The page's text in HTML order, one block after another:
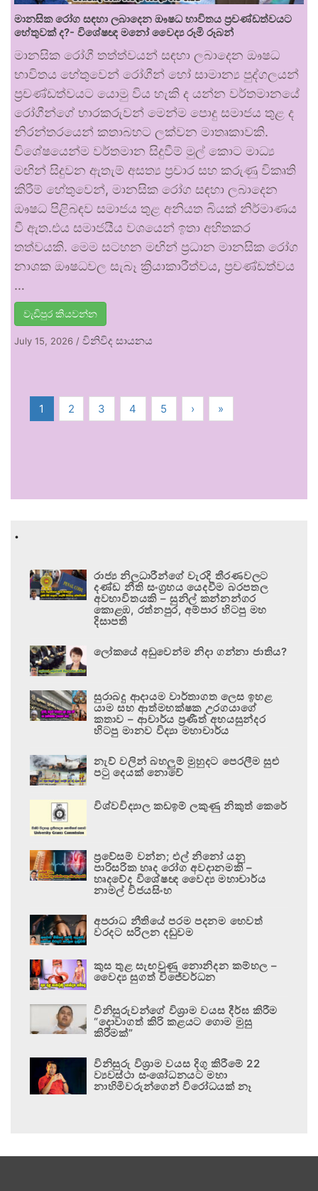
මානසික රෝග සඳහා ලබාදෙන ඖෂධ භාවිතය ප්‍රචණ්ඩත්වයට
හේතුවක් ද?- විශේෂඥ මනෝ වෛද්‍ය රූමි රූබන්
මානසික රෝගී තත්ත්වයන් සඳහා ලබාදෙන ඖෂධ
භාවිතය හේතුවෙන් රෝගීන් හෝ සාමාන්‍ය පුද්ගලයන්
ප්‍රචණ්ඩත්වයට යොමු විය හැකි ද යන්න වර්තමානයේ
රෝගීන්ගේ භාරකරුවන් මෙන්ම පොදු සමාජය තුළ ද
නිරන්තරයෙන් කතාබහට ලක්වන මාතෘකාවකි.
විශේෂයෙන්ම වර්තමාන සිදුවීම් මුල් කොට මාධ්‍ය
මඟින් සිදුවන ඇතැම් අසත්‍ය ප්‍රචාර සහ කරුණු විකෘති
කිරීම් හේතුවෙන්, මානසික රෝග සඳහා ලබාදෙන
ඖෂධ පිළිබඳව සමාජය තුළ අනියත බියක් නිර්මාණය
වී ඇත.එය සමාජයීය වශයෙන් ඉතා අහිතකර
තත්වයකි. මෙම සටහන මඟින් ප්‍රධාන මානසික රෝග
නාශක ඖෂධවල සැබෑ ක්‍රියාකාරීත්වය, ප්‍රචණ්ඩත්වය
…
වැඩිපුර කියවන්න
July 15, 2026 / විනිවිද සායනය
1 2 3 4 5 › »
.
රාජ්‍ය නිලධාරීන්ගේ වැරදි තීරණවලට
දණ්ඩ නීති සංග්‍රහය යෙදවීම බරපතල
අවභාවිතයකි – සුනිල් කන්නන්ගර
කොළඹ, රත්නපුර, අම්පාර හිටපු මහ
දිසාපති
ලෝකයේ අඩුවෙන්ම නිදා ගන්නා ජාතිය?
සුරාබදු ආදායම වාර්තාගත ලෙස ඉහළ
යාම සහ ආත්මභක්ෂක උරගයාගේ
කතාව – ආචාර්ය ප්‍රණීත් අභයසුන්දර
හිටපු මානව විද්‍යා මහාචාර්ය
නැව් වලින් බහලුම් මුහුදට පෙරලීම සුළු
පටු දෙයක් නොවේ
විශ්වවිද්‍යාල කඩඉම් ලකුණු නිකුත් කෙරේ
ප්‍රවේසම් වන්න; එල් නිනෝ යනු
පාරිසරික හෘද රෝග අවදානමකි –
හෘදවේද විශේෂඥ වෛද්‍ය මහාචාර්ය
නාමල් විජයසිංහ
අපරාධ නීතියේ පරම පදනම හෙවත්
වරදට සරිලන දඬුවම
කුස තුළ සැඟවුණු නොනිදන කම්හල –
වෛද්‍ය සුගත් විජේවර්ධන
විනිසුරුවන්ගේ විශ්‍රාම වයස දීර්ඝ කිරීම
“දොවාගත් කිරි කළයට ගොම මුසු
කිරීමක්”
විනිසුරු විශ්‍රාම වයස දිගු කිරීමේ 22
ව්‍යවස්ථා සංශෝධනයට මහා
නාහිමිවරුන්ගෙන් විරෝධයක් නෑ